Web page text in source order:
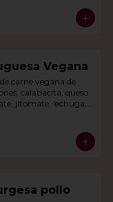
Vegana
carne vegana de
calabacita, queso
jitomate, lechuga,
pollo